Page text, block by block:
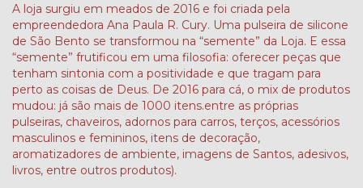
A loja surgiu em meados de 2016 e foi criada pela
empreendedora Ana Paula R. Cury. Uma pulseira de silicone
de São Bento se transformou na “semente” da Loja. E essa
“semente” frutificou em uma filosofia: oferecer peças que
tenham sintonia com a positividade e que tragam para
perto as coisas de Deus. De 2016 para cá, o mix de produtos
mudou: já são mais de 1000 itens.entre as próprias
pulseiras, chaveiros, adornos para carros, terços, acessórios
masculinos e femininos, itens de decoração,
aromatizadores de ambiente, imagens de Santos, adesivos,
livros, entre outros produtos).